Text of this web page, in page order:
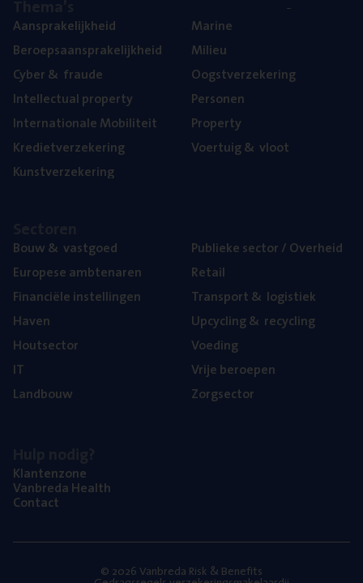
Aan­spra­ke­lijk­heid
Beroeps­aan­spra­ke­lijk­heid
Cyber& fraude
Intel­lec­tu­al property
Inter­na­ti­o­na­le Mobiliteit
Kre­diet­ver­ze­ke­ring
Kunst­ver­ze­ke­ring
Mari­ne
Mili­eu
Oogst­ver­ze­ke­ring
Per­so­nen
Pro­per­ty
Voer­tuig& vloot
Bouw& vastgoed
Euro­pe­se ambtenaren
Finan­ci­ë­le instellingen
Haven
Hout­sec­tor
IT
Land­bouw
Publie­ke sec­tor / Overheid
Retail
Trans­port& logistiek
Upcy­cling& recycling
Voe­ding
Vrije beroe­pen
Zorg­sec­tor
Klan­ten­zo­ne
Van­b­re­da Health
Con­tact
© 2026 Vanbreda Risk & Benefits